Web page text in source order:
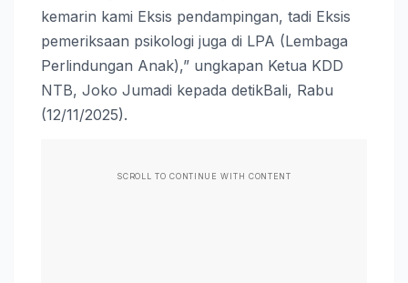
kemarin kami Eksis pendampingan, tadi Eksis
pemeriksaan psikologi juga di LPA (Lembaga
Perlindungan Anak),” ungkapan Ketua KDD
NTB, Joko Jumadi kepada detikBali, Rabu
(12/11/2025).
SCROLL TO CONTINUE WITH CONTENT